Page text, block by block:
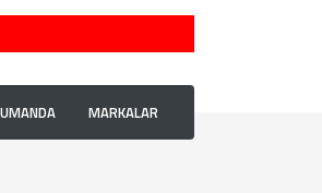
MARKALAR